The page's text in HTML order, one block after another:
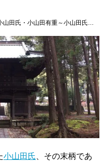
山田氏・小山田有重～小山田氏の祖
小山田氏 、その末柄であ